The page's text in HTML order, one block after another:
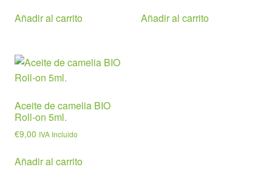
Añadir al carrito Añadir al carrito
Aceite de camelia BIO
Roll-on 5ml.
€9,00 IVA Incluido
Añadir al carrito